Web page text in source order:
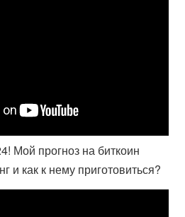
Мой прогноз на биткоин
и как к нему приготовиться?